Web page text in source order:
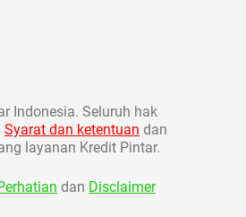
Indonesia. Seluruh hak
Syarat dan ketentuan dan
layanan Kredit Pintar.
dan Disclaimer